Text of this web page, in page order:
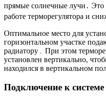
прямые солнечные лучи․ Это
работе терморегулятора и
Оптимальное место для
горизонтальном участке
радиатору․ При этом
установлен вертикально,
находился в вертикальном
Подключение к